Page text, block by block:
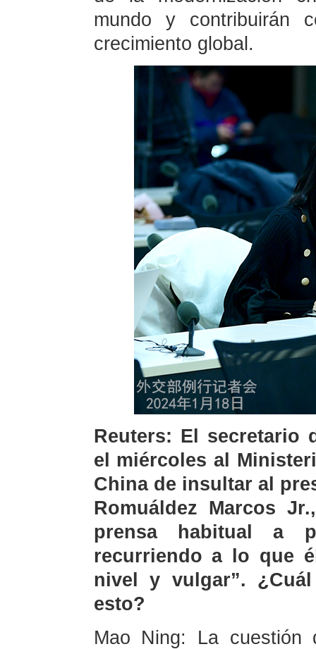
mundo y contribuirán
crecimiento global.
Reuters: El secretario
el miércoles al
China de insultar al
Romuáldez Marcos
prensa habitual a
recurriendo a lo que
nivel y vulgar”.
esto?
Mao Ning: La